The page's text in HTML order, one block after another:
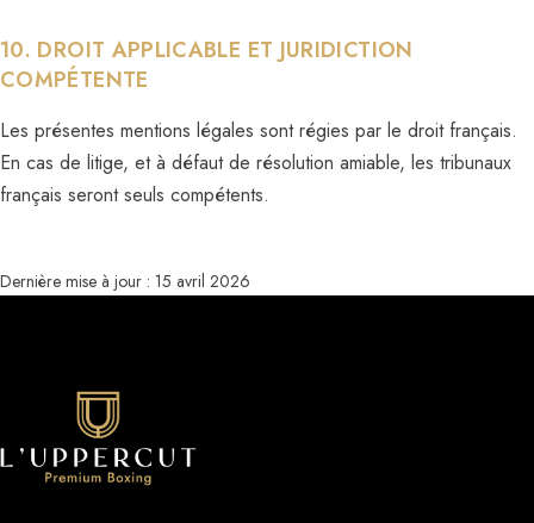
10. DROIT APPLICABLE ET JURIDICTION
COMPÉTENTE
Les présentes mentions légales sont régies par le droit français.
En cas de litige, et à défaut de résolution amiable, les tribunaux
français seront seuls compétents.
Dernière mise à jour : 15 avril 2026